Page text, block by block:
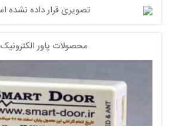
محصولات پاور الکترونیک